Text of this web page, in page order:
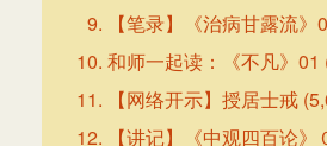
【笔录】《治病甘露流》
和师一起读：《不凡》01
【网络开示】授居士戒
【讲记】《中观四百论》